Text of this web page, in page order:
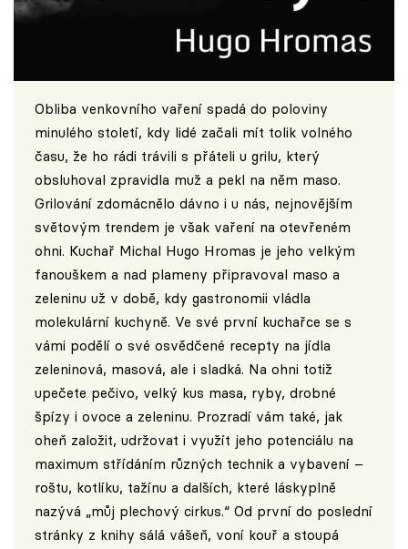
Obliba venkovního vaření spadá do poloviny
minulého století, kdy lidé začali mít tolik volného
času, že ho rádi trávili s přáteli u grilu, který
obsluhoval zpravidla muž a pekl na něm maso.
Grilování zdomácnělo dávno i u nás, nejnovějším
světovým trendem je však vaření na otevřeném
ohni. Kuchař Michal Hugo Hromas je jeho velkým
fanouškem a nad plameny připravoval maso a
zeleninu už v době, kdy gastronomii vládla
molekulární kuchyně. Ve své první kuchařce se s
vámi podělí o své osvědčené recepty na jídla
zeleninová, masová, ale i sladká. Na ohni totiž
upečete pečivo, velký kus masa, ryby, drobné
špízy i ovoce a zeleninu. Prozradí vám také, jak
oheň založit, udržovat i využít jeho potenciálu na
maximum střídáním různých technik a vybavení –
roštu, kotlíku, tažínu a dalších, které láskyplně
nazývá „můj plechový cirkus.“ Od první do poslední
stránky z knihy sálá vášeň, voní kouř a stoupá